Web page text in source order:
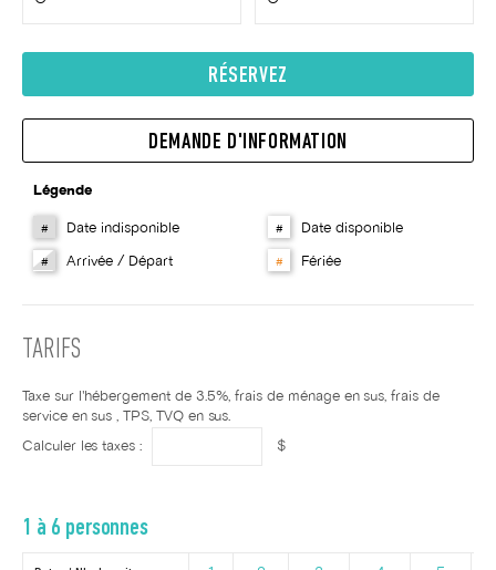
RÉSERVEZ
DEMANDE D'INFORMATION
Légende
# Date indisponible # Date disponible
# Arrivée / Départ # Fériée
TARIFS
Taxe sur l'hébergement de 3.5%, frais de ménage en sus, frais de
service en sus , TPS, TVQ en sus.
Calculer les taxes : $
1 à 6 personnes